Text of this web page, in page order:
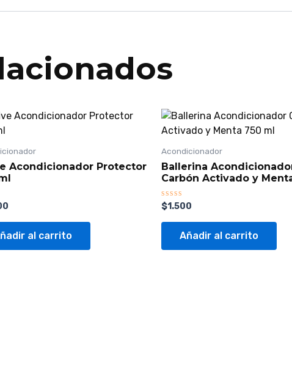
Acondicionador Protector
al carrito
Acondicionador
Ballerina
Carbón Activado y
Valorado
con
0
$1.500
Añadir al carrito